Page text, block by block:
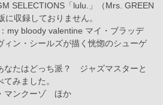
SELECTIONS「lulu.」（Mrs. GREEN
収録しておりません。
my bloody valentine マイ・ブラッデ
ン・シールズが描く恍惚のシューゲ
なたはどっち派？ ジャズマスターと
みました。
マンクーゾ ほか